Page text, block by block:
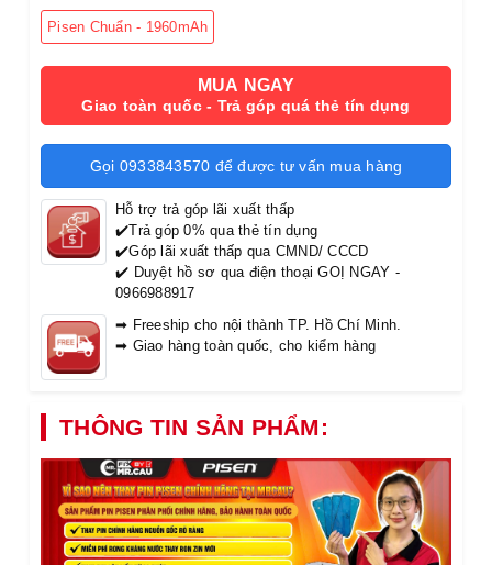
Pisen Chuẩn - 1960mAh
MUA NGAY
Giao toàn quốc - Trả góp quá thẻ tín dụng
Gọi 0933843570 để được tư vấn mua hàng
Hỗ trợ trả góp lãi xuất thấp
✔️Trả góp 0% qua thẻ tín dụng
✔️Góp lãi xuất thấp qua CMND/ CCCD
✔️ Duyệt hồ sơ qua điện thoại GOỊ NGAY -
0966988917
➡ Freeship cho nội thành TP. Hồ Chí Minh.
➡ Giao hàng toàn quốc, cho kiểm hàng
THÔNG TIN SẢN PHẨM: